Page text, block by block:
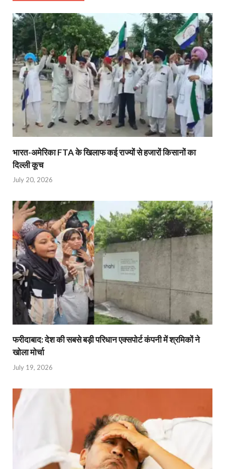
भारत-अमेरिका FTA के खिलाफ कई राज्यों से हजारों किसानों का
दिल्ली कूच
July 20, 2026
फरीदाबाद: देश की सबसे बड़ी परिधान एक्सपोर्ट कंपनी में श्रमिकों ने
खोला मोर्चा
July 19, 2026